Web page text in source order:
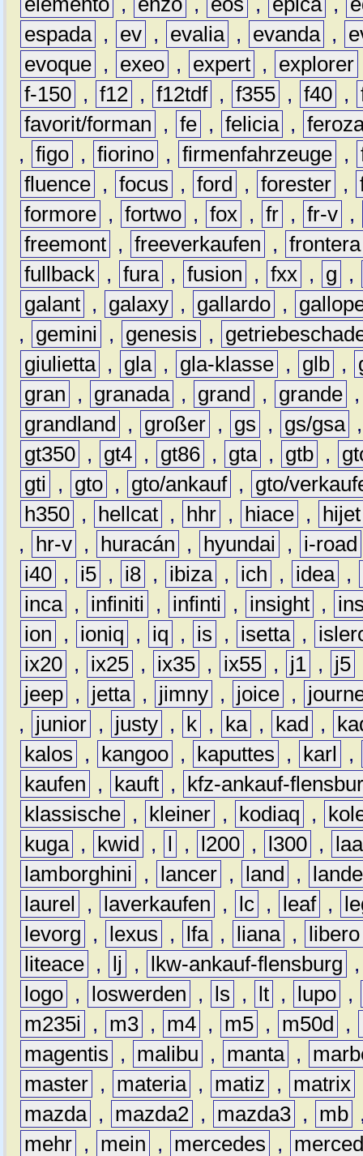
espada , ev , evalia , evanda ,
evoque , exeo , expert , explorer
f-150 , f12 , f12tdf , f355 , f40 ,
favorit/forman
, fe , felicia ,
, figo , fiorino , firmenfahrzeuge ,
fluence , focus , ford , forester ,
formore , fortwo , fox , fr , fr-v ,
freemont , freeverkaufen , frontera
fullback , fura , fusion , fxx , g
,
galant , galaxy , gallardo ,
,
gemini , genesis ,
giulietta , gla , gla-klasse , glb ,
gran
, granada , grand , grande
grandland
, großer , gs , gs/gsa
gt350 , gt4 , gt86 , gta , gtb ,
gti
, gto , gto/ankauf ,
gto/
h350 , hellcat , hhr , hiace ,
hijet
,
hr-v , huracán , hyundai ,
i-road
i40 , i5 , i8 , ibiza , ich , idea ,
inca , infiniti , infinti , insight ,
ion
, ioniq , iq , is , isetta ,
ix20 , ix25 , ix35 , ix55 , j1 , j5
jeep , jetta , jimny , joice ,
,
junior , justy , k , ka , kad ,
kalos
, kangoo , kaputtes , karl
,
kaufen
, kauft ,
kfz-ankauf-
klassische , kleiner , kodiaq ,
kuga , kwid , l , l200 , l300 ,
lamborghini
, lancer , land ,
laurel
, laverkaufen , lc , leaf ,
levorg
, lexus , lfa , liana ,
libero
liteace , lj , lkw-ankauf-flensburg
logo , loswerden , ls , lt , lupo ,
m235i
, m3 , m4 , m5 , m50d ,
magentis
, malibu , manta ,
master , materia , matiz , matrix
mazda , mazda2 , mazda3 , mb
mehr , mein , mercedes ,